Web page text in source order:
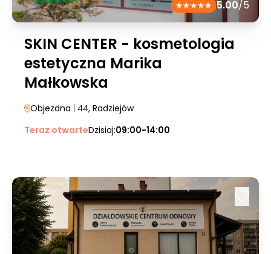
5.00/5
SKIN CENTER - kosmetologia
estetyczna Marika
Małkowska
Objezdna | 44, Radziejów
Teraz otwarteDzisiaj:09:00-14:00